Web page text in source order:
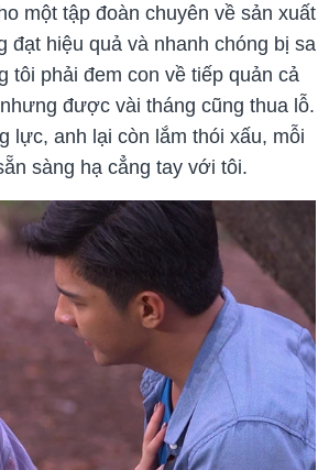
một tập đoàn chuyên về sản xuất
đạt hiệu quả và nhanh chóng bị sa
tôi phải đem con về tiếp quản cả
được vài tháng cũng thua lỗ.
lực, anh lại còn lắm thói xấu, mỗi
sàng hạ cẳng tay với tôi.